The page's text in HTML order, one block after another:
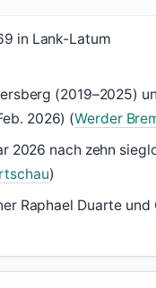
in Lank-Latum
(2019–2025)
2026) (Werder
2026 nach zehn
)
Raphael Duarte und